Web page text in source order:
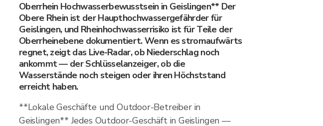
Oberrhein Hochwasserbewusstsein in Geislingen** Der
Obere Rhein ist der Haupthochwassergefährder für
Geislingen, und Rheinhochwasserrisiko ist für Teile der
Oberrheinebene dokumentiert. Wenn es stromaufwärts
regnet, zeigt das Live-Radar, ob Niederschlag noch
ankommt — der Schlüsselanzeiger, ob die
Wasserstände noch steigen oder ihren Höchststand
erreicht haben.
**Lokale Geschäfte und Outdoor-Betreiber in
Geislingen** Jedes Outdoor-Geschäft in Geislingen —